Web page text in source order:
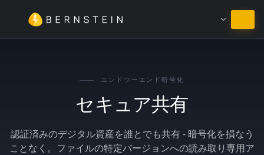
日本語のまま
エンドツーエンド暗号化
セキュア共有
認証済みのデジタル資産を誰とでも共有 - 暗号化を損なう
ことなく。ファイルの特定バージョンへの読み取り専用ア